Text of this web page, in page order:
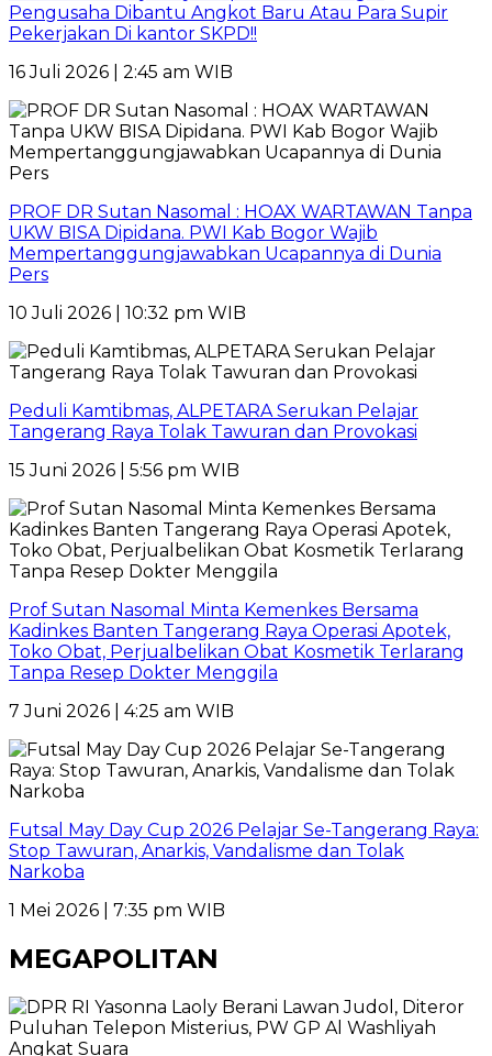
Pengusaha Dibantu Angkot Baru Atau Para Supir
Pekerjakan Di kantor SKPD!!
16 Juli 2026 | 2:45 am WIB
PROF DR Sutan Nasomal : HOAX WARTAWAN Tanpa
UKW BISA Dipidana. PWI Kab Bogor Wajib
Mempertanggungjawabkan Ucapannya di Dunia
Pers
10 Juli 2026 | 10:32 pm WIB
Peduli Kamtibmas, ALPETARA Serukan Pelajar
Tangerang Raya Tolak Tawuran dan Provokasi
15 Juni 2026 | 5:56 pm WIB
Prof Sutan Nasomal Minta Kemenkes Bersama
Kadinkes Banten Tangerang Raya Operasi Apotek,
Toko Obat, Perjualbelikan Obat Kosmetik Terlarang
Tanpa Resep Dokter Menggila
7 Juni 2026 | 4:25 am WIB
Futsal May Day Cup 2026 Pelajar Se-Tangerang Raya:
Stop Tawuran, Anarkis, Vandalisme dan Tolak
Narkoba
1 Mei 2026 | 7:35 pm WIB
MEGAPOLITAN